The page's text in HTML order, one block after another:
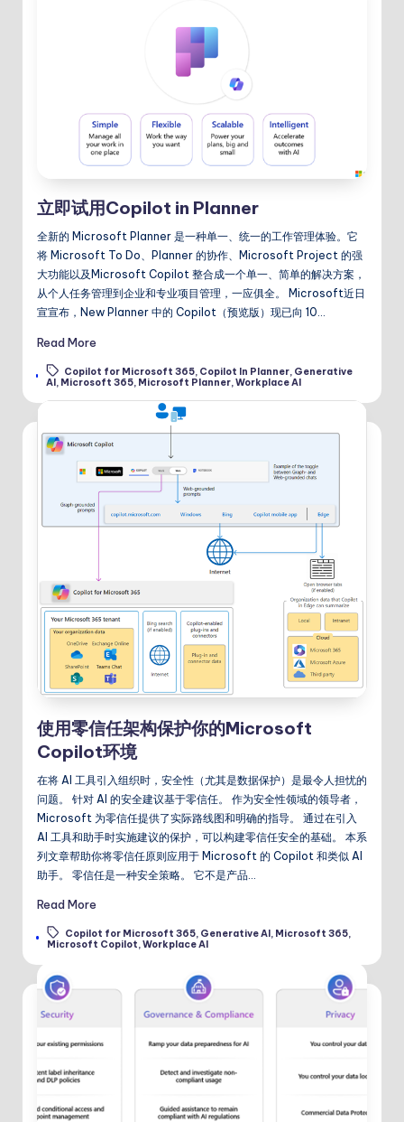
立即试用Copilot in Planner
全新的 Microsoft Planner 是一种单一、统一的工作管理体验。它
将 Microsoft To Do、Planner 的协作、Microsoft Project 的强
大功能以及Microsoft Copilot 整合成一个单一、简单的解决方案，
从个人任务管理到企业和专业项目管理，一应俱全。 Microsoft近日
宣宣布，New Planner 中的 Copilot（预览版）现已向 10…
Read More
Tags: Copilot for Microsoft 365 Copilot In Planner Generative
AI Microsoft 365 Microsoft Planner ,Workplace AI
使用零信任架构保护你的Microsoft
Copilot环境
在将 AI 工具引入组织时，安全性（尤其是数据保护）是最令人担忧的
问题。 针对 AI 的安全建议基于零信任。 作为安全性领域的领导者，
Microsoft 为零信任提供了实际路线图和明确的指导。 通过在引入
AI 工具和助手时实施建议的保护，可以构建零信任安全的基础。 本系
列文章帮助你将零信任原则应用于 Microsoft 的 Copilot 和类似 AI
助手。 零信任是一种安全策略。 它不是产品…
Read More
Tags: Copilot for Microsoft 365, Generative AI, Microsoft 365,
Microsoft Copilot,Workplace AI